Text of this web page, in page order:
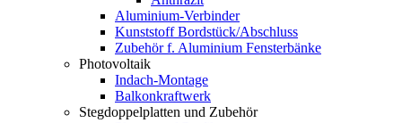
Aluminium-Verbinder
Kunststoff Bordstück/Abschluss
Zubehör f. Aluminium Fensterbänke
Photovoltaik
Indach-Montage
Balkonkraftwerk
Stegdoppelplatten und Zubehör